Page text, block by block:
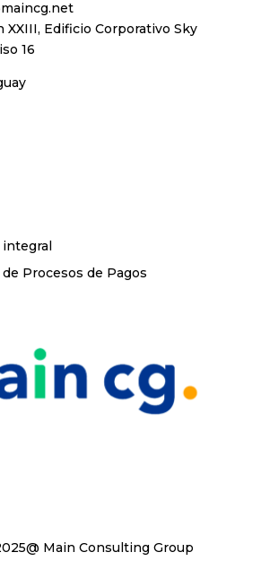
XXIII, Edificio Corporativo Sky
16
Procesos de Pagos
Main Consulting Group